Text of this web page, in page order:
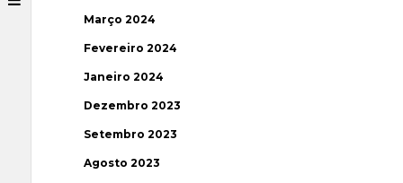
Março 2024
Fevereiro 2024
Janeiro 2024
Dezembro 2023
Setembro 2023
Agosto 2023